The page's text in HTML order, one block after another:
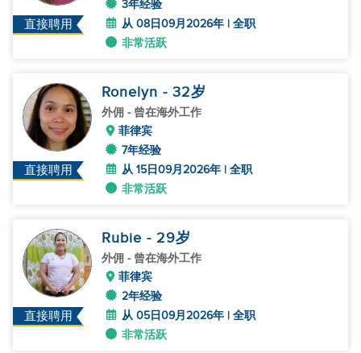
直接聘用
3年经验
从 08日09月2026年 | 全职
非常活跃
直接聘用
Ronelyn - 32岁
外佣 - 曾在海外工作
菲律宾
7年经验
从 15日09月2026年 | 全职
非常活跃
直接聘用
Rubie - 29岁
外佣 - 曾在海外工作
菲律宾
2年经验
从 05日09月2026年 | 全职
非常活跃